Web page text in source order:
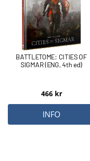
BATTLETOME: CITIES OF
SIGMAR (ENG, 4th ed)
466kr
INFO